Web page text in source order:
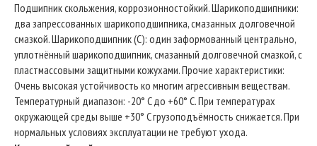
Подшипник скольжения, коррозионностойкий. Шарикоподшипники:
два запрессованных шарикоподшипника, смазанных долговечной
смазкой. Шарикоподшипник (C): один заформованный центрально,
уплотнённый шарикоподшипник, смазанный долговечной смазкой, с
пластмассовыми защитными кожухами. Прочие характеристики:
Очень высокая устойчивость ко многим агрессивным веществам.
Температурный диапазон: -20° C до +60° C. При температурах
окружающей среды выше +30° C грузоподъёмность снижается. При
нормальных условиях эксплуатации не требуют ухода.